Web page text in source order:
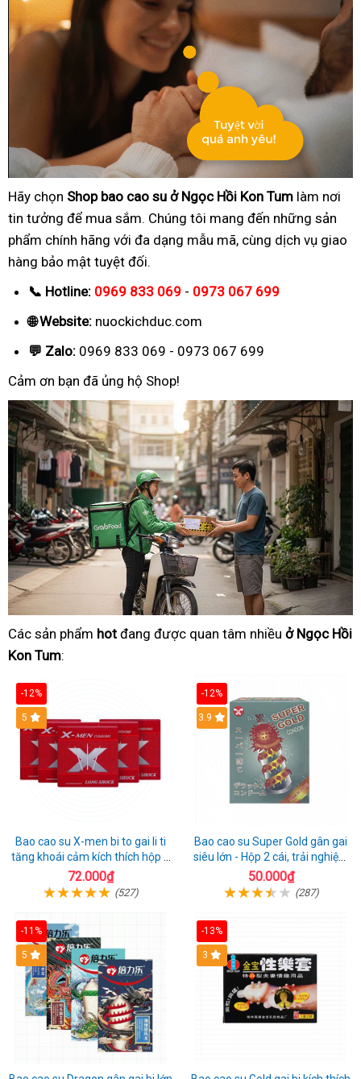
Hãy chọn Shop bao cao su ở Ngọc Hồi Kon Tum làm nơi
tin tưởng để mua sắm. Chúng tôi mang đến những sản
phẩm chính hãng với đa dạng mẫu mã, cùng dịch vụ giao
hàng bảo mật tuyệt đối.
📞 Hotline: 0969 833 069 - 0973 067 699
🌐 Website: nuockichduc.com
💬 Zalo: 0969 833 069 - 0973 067 699
Cảm ơn bạn đã ủng hộ Shop!
Các sản phẩm hot đang được quan tâm nhiều ở Ngọc Hồi
Kon Tum:
-12%
Hot
5
Bao cao su X-men bi to gai li ti
tăng khoái cảm kích thích hộp 1
cái
72.000₫
(527)
-12%
3.9
Bao cao su Super Gold gân gai
siêu lớn - Hộp 2 cái, trải nghiệm
mới lạ
50.000₫
(287)
-11%
Hot
5
-13%
3